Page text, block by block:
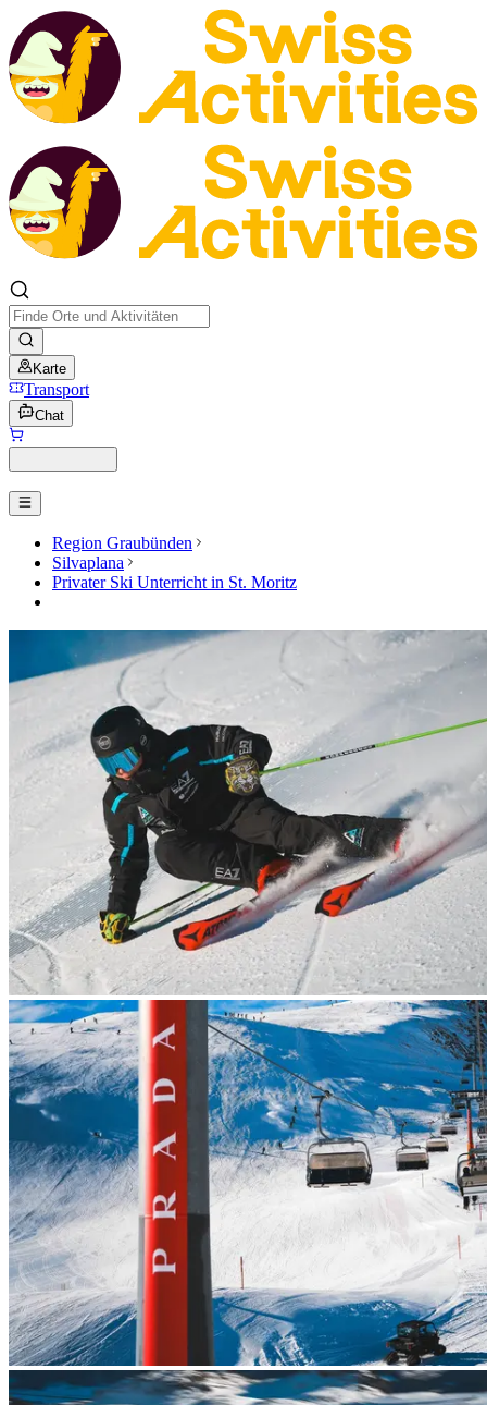
Karte
Transport
Chat
Region Graubünden
Silvaplana
Privater Ski Unterricht in St. Moritz